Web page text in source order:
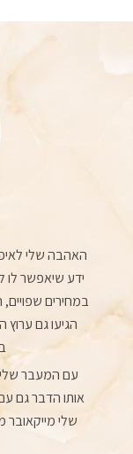
האהבה שלי
ידע שיאפשר לו
במחירים
הגיעו גם ערוץ
עם המעבר שלי
אותו הדבר גם
שלי מייקאובר